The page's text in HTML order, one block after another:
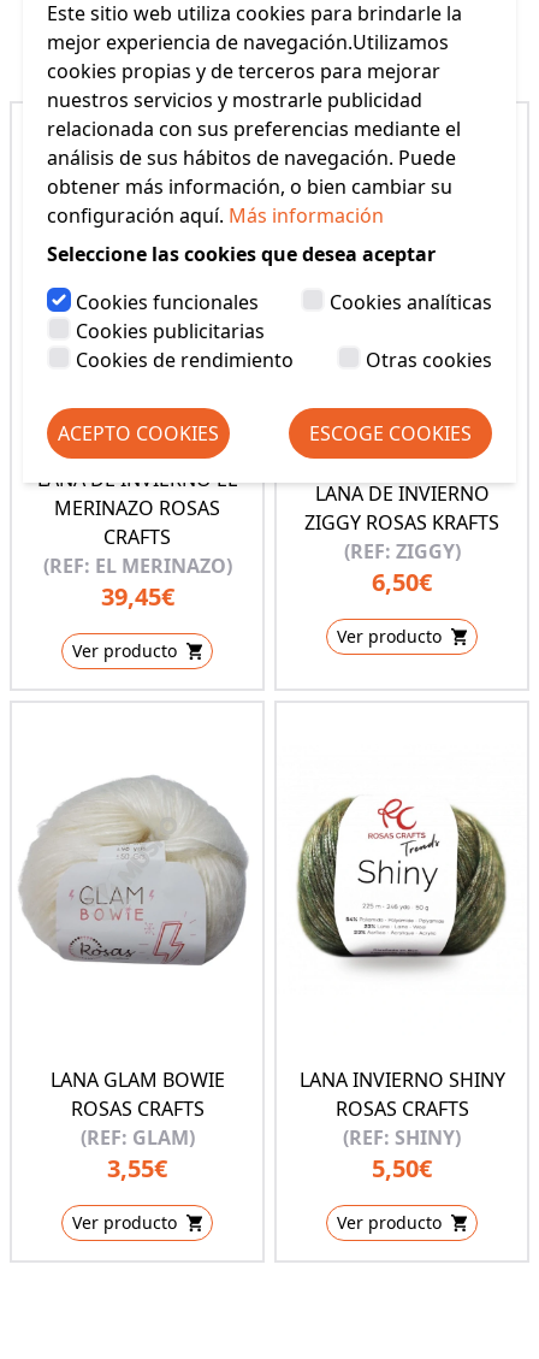
Productos Relacionados
LANA DE INVIERNO EL
MERINAZO ROSAS
CRAFTS
(REF: EL MERINAZO)
39,45€
Ver producto
LANA DE INVIERNO
ZIGGY ROSAS KRAFTS
(REF: ZIGGY)
6,50€
Ver producto
LANA GLAM BOWIE
ROSAS CRAFTS
(REF: GLAM)
3,55€
Ver producto
LANA INVIERNO SHINY
ROSAS CRAFTS
(REF: SHINY)
5,50€
Ver producto
Este sitio web utiliza cookies para brindarle la
mejor experiencia de navegación.Utilizamos
cookies propias y de terceros para mejorar
nuestros servicios y mostrarle publicidad
relacionada con sus preferencias mediante el
análisis de sus hábitos de navegación. Puede
obtener más información, o bien cambiar su
configuración aquí. Más información
Seleccione las cookies que desea aceptar
Cookies funcionales
Cookies analíticas
Cookies publicitarias
Cookies de rendimiento
Otras cookies
ACEPTO COOKIES ESCOGE COOKIES